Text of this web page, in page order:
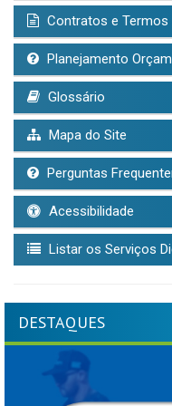
Contratos e Termos
Planejamento
Glossário
Mapa do Site
Perguntas
Acessibilidade
Listar os Serviços
DESTAQUES